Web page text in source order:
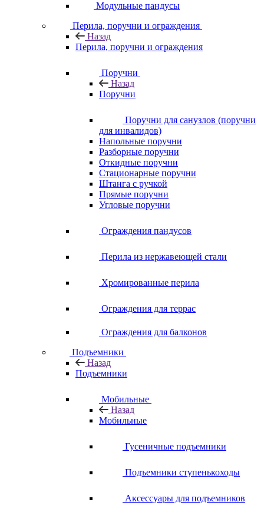
Модульные пандусы
Перила, поручни и ограждения
Назад
Перила, поручни и ограждения
Поручни
Назад
Поручни
Поручни для санузлов (поручни
для инвалидов)
Напольные поручни
Разборные поручни
Откидные поручни
Стационарные поручни
Штанга с ручкой
Прямые поручни
Угловые поручни
Ограждения пандусов
Перила из нержавеющей стали
Хромированные перила
Ограждения для террас
Ограждения для балконов
Подъемники
Назад
Подъемники
Мобильные
Назад
Мобильные
Гусеничные подъемники
Подъемники ступенькоходы
Аксессуары для подъемников